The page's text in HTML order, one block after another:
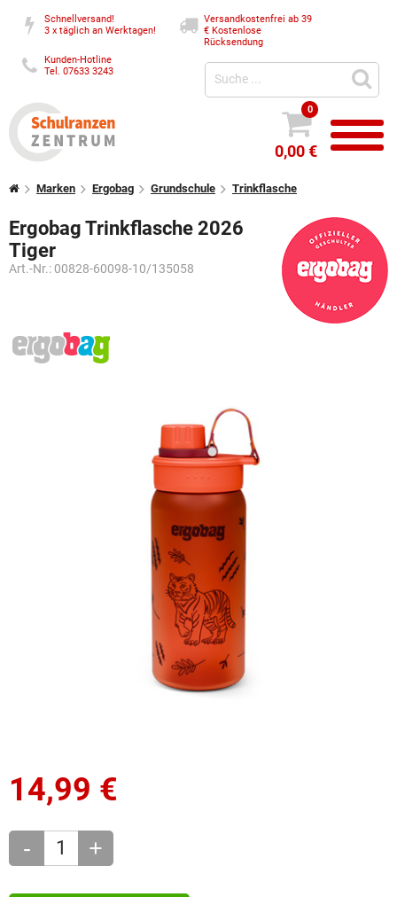
Schnellversand!
3 x täglich an Werktagen!
Versandkostenfrei ab 39
€Kostenlose
Rücksendung
Kunden-Hotline
Tel. 07633 3243
0
0,00 €
Marken Ergobag Grundschule Trinkflasche
Ergobag Trinkflasche 2026
Tiger
Art.-Nr.: 00828-60098-10/135058
14,99 €
- +